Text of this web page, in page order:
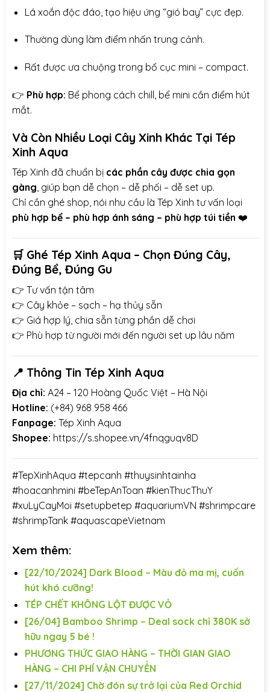
Lá xoắn độc đáo, tạo hiệu ứng “gió bay” cực đẹp.
Thường dùng làm điểm nhấn trung cảnh.
Rất được ưa chuộng trong bố cục mini – compact.
👉 Phù hợp: Bể phong cách chill, bể mini cần điểm hút
mắt.
Và Còn Nhiều Loại Cây Xinh Khác Tại Tép
Xinh Aqua
Tép Xinh đã chuẩn bị các phần cây được chia gọn
gàng, giúp bạn dễ chọn – dễ phối – dễ set up.
Chỉ cần ghé shop, nói nhu cầu là Tép Xinh tư vấn loại
phù hợp bể – phù hợp ánh sáng – phù hợp túi tiền ❤️
🛒 Ghé Tép Xinh Aqua – Chọn Đúng Cây,
Đúng Bể, Đúng Gu
👉 Tư vấn tận tâm
👉 Cây khỏe – sạch – hạ thủy sẵn
👉 Giá hợp lý, chia sẵn từng phần dễ chơi
👉 Phù hợp từ người mới đến người set up lâu năm
📍 Thông Tin Tép Xinh Aqua
Địa chỉ: A24 – 120 Hoàng Quốc Việt – Hà Nội
Hotline: (+84) 968 958 466
Fanpage: Tép Xinh Aqua
Shopee: https://s.shopee.vn/4fnqguqv8D
#TepXinhAqua #tepcanh #thuysinhtainha
#hoacanhmini #beTepAnToan #kienThucThuY
#xuLyCayMoi #setupbetep #aquariumVN #shrimpcare
#shrimpTank #aquascapeVietnam
Xem thêm:
[22/10/2024] Dark Blood – Màu đỏ ma mị, cuốn
hút khó cưỡng!
TÉP CHẾT KHÔNG LỘT ĐƯỢC VỎ
[26/04] Bamboo Shrimp – Deal sock chỉ 380K sở
hữu ngay 5 bé !
PHƯƠNG THỨC GIAO HÀNG – THỜI GIAN GIAO
HÀNG – CHI PHÍ VẬN CHUYỂN
[27/11/2024] Chờ đón sự trở lại của Red Orchid